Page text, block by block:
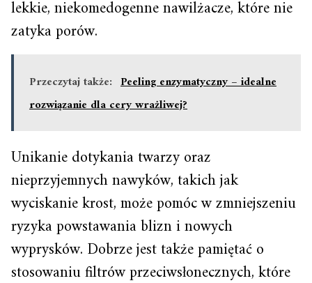
lekkie, niekomedogenne nawilżacze, które nie
zatyka porów.
Przeczytaj także: Peeling enzymatyczny – idealne
rozwiązanie dla cery wrażliwej?
Unikanie dotykania twarzy oraz
nieprzyjemnych nawyków, takich jak
wyciskanie krost, może pomóc w zmniejszeniu
ryzyka powstawania blizn i nowych
wyprysków. Dobrze jest także pamiętać o
stosowaniu filtrów przeciwsłonecznych, które